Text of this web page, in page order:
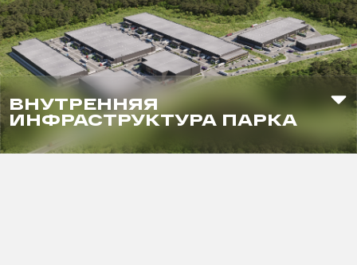
ВНУТРЕННЯЯ
ИНФРАСТРУКТУРА ПАРКА